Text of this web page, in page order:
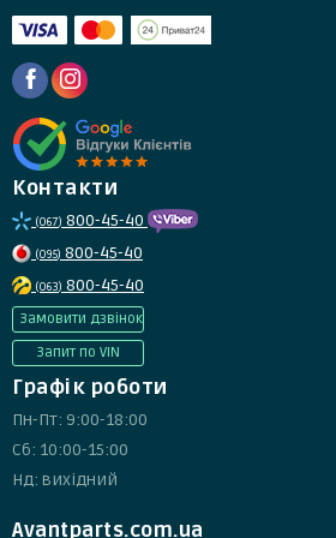
Контакти
(067) 800-45-40
(095) 800-45-40
(063) 800-45-40
Замовити дзвінок
Запит по VIN
Графік роботи
Пн-Пт: 9:00-18:00
Сб: 10:00-15:00
Нд: вихідний
Avantparts.com.ua